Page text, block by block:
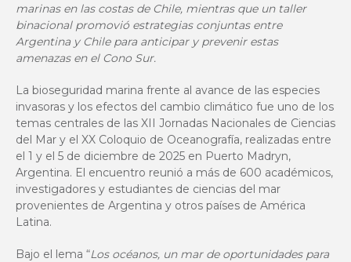
marinas en las costas de Chile, mientras que un taller
binacional promovió estrategias conjuntas entre
Argentina y Chile para anticipar y prevenir estas
amenazas en el Cono Sur.
La bioseguridad marina frente al avance de las especies
invasoras y los efectos del cambio climático fue uno de los
temas centrales de las XII Jornadas Nacionales de Ciencias
del Mar y el XX Coloquio de Oceanografía, realizadas entre
el 1 y el 5 de diciembre de 2025 en Puerto Madryn,
Argentina. El encuentro reunió a más de 600 académicos,
investigadores y estudiantes de ciencias del mar
provenientes de Argentina y otros países de América
Latina.
Bajo el lema “Los océanos, un mar de oportunidades para